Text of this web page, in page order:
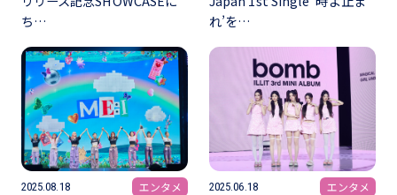
ち…
れ’を…
2025.08.18 エンタメ 2025.06.18 エンタメ